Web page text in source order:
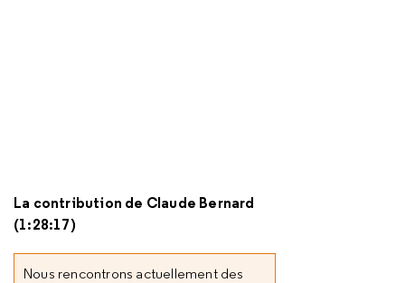
La contribution de Claude Bernard
(1:28:17)
Nous rencontrons actuellement des